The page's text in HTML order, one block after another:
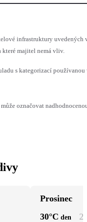
infrastruktury uvedených
které majitel nemá vliv.
s kategorizací
označovat
Prosinec
30°C den